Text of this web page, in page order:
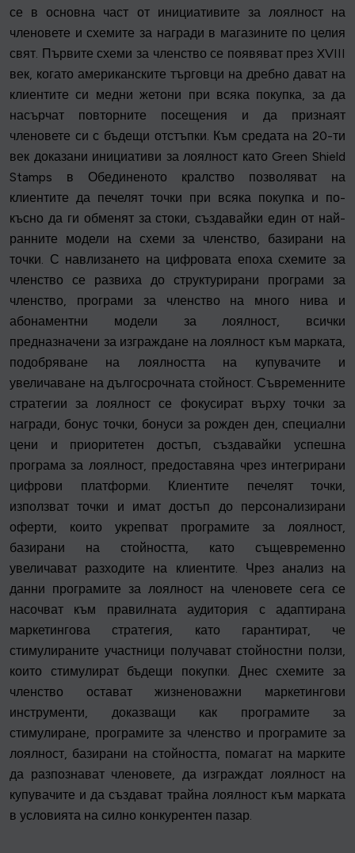
се в основна част от инициативите за лоялност на
членовете и схемите за награди в магазините по целия
свят. Първите схеми за членство се появяват през XVIII
век, когато американските търговци на дребно дават на
клиентите си медни жетони при всяка покупка, за да
насърчат повторните посещения и да признаят
членовете си с бъдещи отстъпки. Към средата на 20-ти
век доказани инициативи за лоялност като Green Shield
Stamps в Обединеното кралство позволяват на
клиентите да печелят точки при всяка покупка и по-
късно да ги обменят за стоки, създавайки един от най-
ранните модели на схеми за членство, базирани на
точки. С навлизането на цифровата епоха схемите за
членство се развиха до структурирани програми за
членство, програми за членство на много нива и
абонаментни модели за лоялност, всички
предназначени за изграждане на лоялност към марката,
подобряване на лоялността на купувачите и
увеличаване на дългосрочната стойност. Съвременните
стратегии за лоялност се фокусират върху точки за
награди, бонус точки, бонуси за рожден ден, специални
цени и приоритетен достъп, създавайки успешна
програма за лоялност, предоставяна чрез интегрирани
цифрови платформи. Клиентите печелят точки,
използват точки и имат достъп до персонализирани
оферти, които укрепват програмите за лоялност,
базирани на стойността, като същевременно
увеличават разходите на клиентите. Чрез анализ на
данни програмите за лоялност на членовете сега се
насочват към правилната аудитория с адаптирана
маркетингова стратегия, като гарантират, че
стимулираните участници получават стойностни ползи,
които стимулират бъдещи покупки. Днес схемите за
членство остават жизненоважни маркетингови
инструменти, доказващи как програмите за
стимулиране, програмите за членство и програмите за
лоялност, базирани на стойността, помагат на марките
да разпознават членовете, да изграждат лоялност на
купувачите и да създават трайна лоялност към марката
в условията на силно конкурентен пазар.